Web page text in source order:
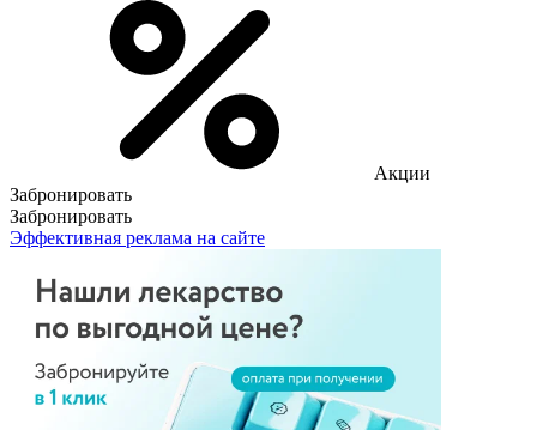
Акции
Забронировать
Забронировать
Эффективная реклама на сайте